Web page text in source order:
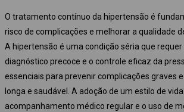
O tratamento contínuo da hipertensão é
risco de complicações e melhorar a qualidade
A hipertensão é uma condição séria que
diagnóstico precoce e o controle eficaz da
essenciais para prevenir complicações graves
longa e saudável. A adoção de um estilo de
acompanhamento médico regular e o uso de